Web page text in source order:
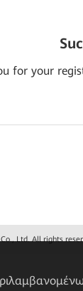
for your
Ltd. All rights